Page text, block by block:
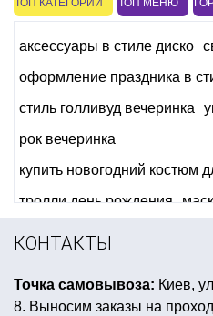
ТОП КАТЕГОРИЙ ТОП МЕНЮ
аксессуары в стиле диско
оформление праздника в
стиль голливуд вечеринка
рок вечеринка
купить новогодний костюм
тролли день рождения
фотобутафория киев купить
КОНТАКТЫ
Точка самовывоза: Киев,
8. Выносим заказы на